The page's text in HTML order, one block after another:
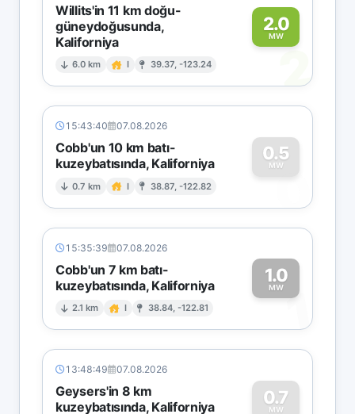
Willits'in 11 km doğu-
güneydoğusunda,
Kaliforniya
6.0 km I 39.37, -123.24
2.0
MW
2
15:43:40 07.08.2026
Cobb'un 10 km batı-
kuzeybatısında, Kaliforniya
0.7 km I 38.87, -122.82
0.5
MW
0
15:35:39 07.08.2026
Cobb'un 7 km batı-
kuzeybatısında, Kaliforniya
2.1 km I 38.84, -122.81
1.0
MW1
13:48:49 07.08.2026
Geysers'in 8 km
kuzeybatısında, Kaliforniya
0.7
MW